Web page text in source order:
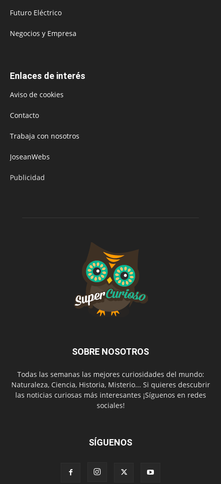
Futuro Eléctrico
Negocios y Empresa
Enlaces de interés
Aviso de cookies
Contacto
Trabaja con nosotros
JoseanWebs
Publicidad
SOBRE NOSOTROS
Todas las semanas las mejores curiosidades del mundo:
Naturaleza, Ciencia, Historia, Misterio... Si quieres descubrir
las noticias curiosas más interesantes ¡Síguenos en redes
sociales!
SÍGUENOS